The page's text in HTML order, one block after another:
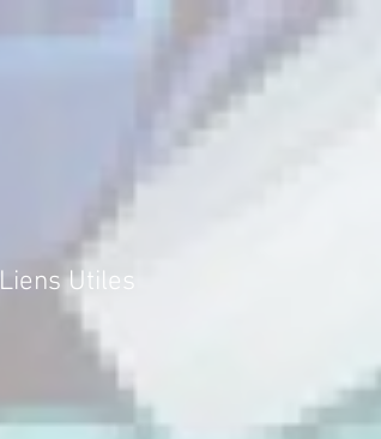
Liens Utiles